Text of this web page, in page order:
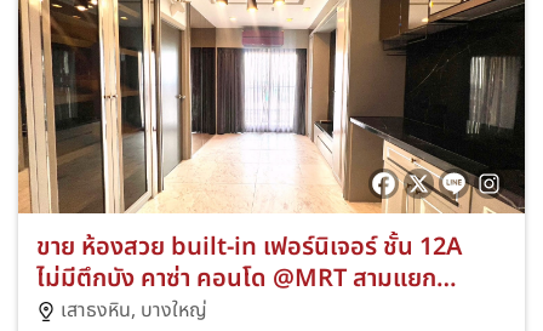
ขาย ห้องสวย built-in เฟอร์นิเจอร์ ชั้น 12A
ไม่มีตึกบัง คาซ่า คอนโด @MRT สามแยก
บางใหญ่ casa condo
เสาธงหิน, บางใหญ่